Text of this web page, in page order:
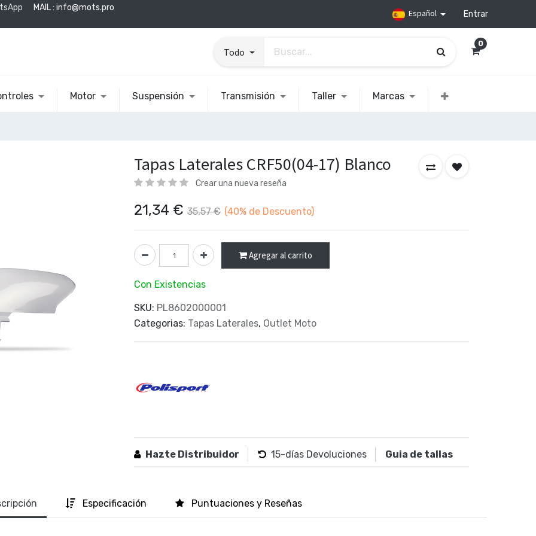
MAIL :info@mots.pro
Español Entrar
Todo
0
Motor Suspensión Transmisión Taller Marcas
Tapas Laterales CRF50(04-17) Blanco
Crear una nueva reseña
21,34 € 35,57€ (40% de Descuento)
Agregar al carrito
Con Existencias
SKU: PL8602000001
Categorias: Tapas Laterales, Outlet Moto
Hazte Distribuidor 15-días Devoluciones Guia de tallas
Especificación Puntuaciones y Reseñas